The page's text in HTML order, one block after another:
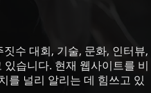
수 대회, 기술, 문화, 인터뷰,
습니다. 현재 웹사이트를 비
를 널리 알리는 데 힘쓰고 있